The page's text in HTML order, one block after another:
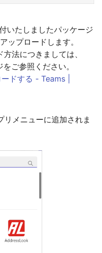
いたしましたパッケージ
ップロードします。
法につきましては、
ご参照ください。
ドする - Teams |
メニューに追加されま